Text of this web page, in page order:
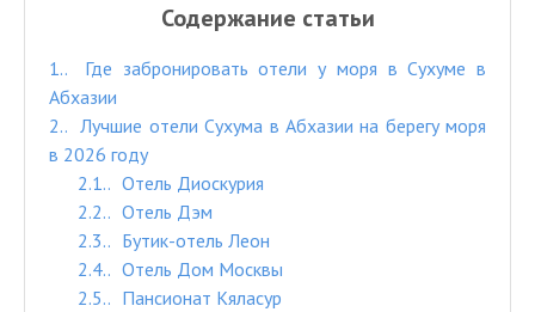
Содержание статьи
1.
Где забронировать отели у моря в Сухуме в
Абхазии
2.
Лучшие отели Сухума в Абхазии на берегу моря
в 2026 году
2.1.
Отель Диоскурия
2.2.
Отель Дэм
2.3.
Бутик-отель Леон
2.4.
Отель Дом Москвы
2.5.
Пансионат Кяласур